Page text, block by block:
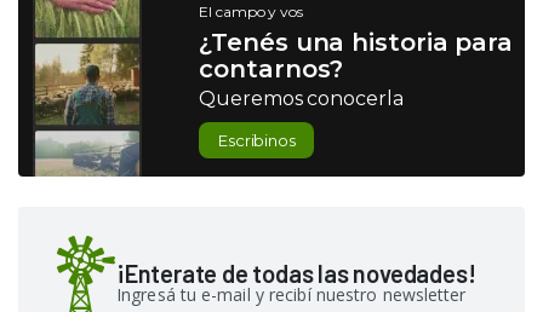
El campo y vos
¿Tenés una historia para
contarnos?
Queremos conocerla
Escribinos
¡Enterate de todas las novedades!
Ingresá tu e-mail y recibí nuestro newsletter